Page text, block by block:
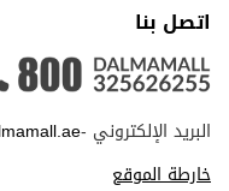
اتصل بنا
البريد الإلكتروني -
خارطة الموقع